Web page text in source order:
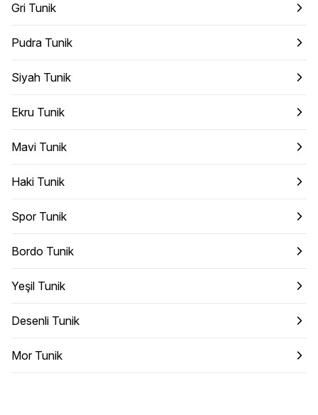
Gri Tunik
Pudra Tunik
Siyah Tunik
Ekru Tunik
Mavi Tunik
Haki Tunik
Spor Tunik
Bordo Tunik
Yeşil Tunik
Desenli Tunik
Mor Tunik